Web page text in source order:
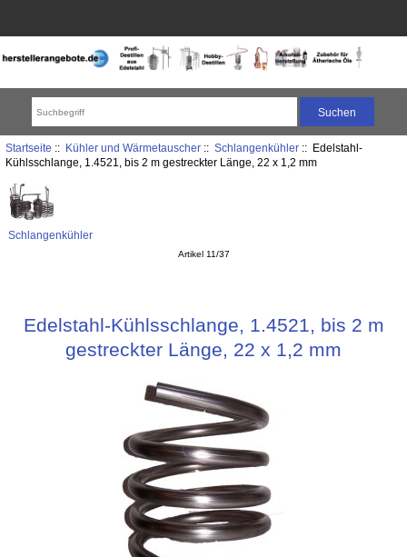
Startseite :: Kühler und Wärmetauscher:: Schlangenkühler:: Edelstahl-
Kühlsschlange, 1.4521, bis 2 m gestreckter Länge, 22 x 1,2 mm
Schlangenkühler
Artikel 11/37
Edelstahl-Kühlsschlange, 1.4521, bis 2 m
gestreckter Länge, 22 x 1,2 mm